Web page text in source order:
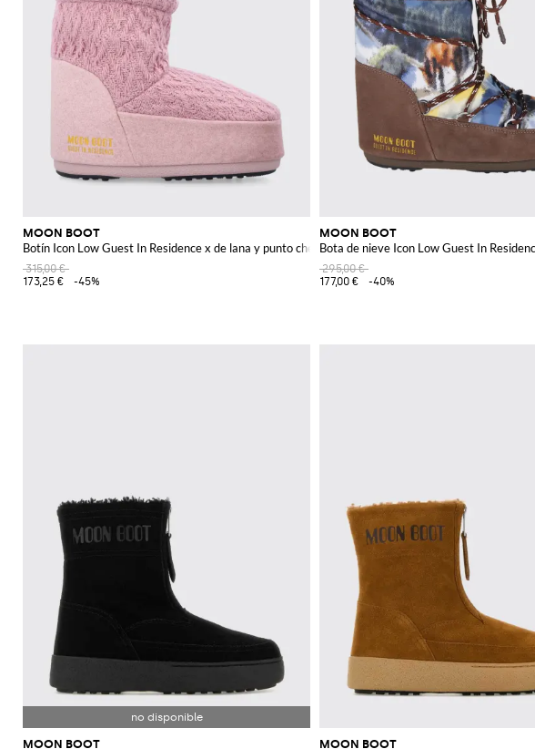
MOON BOOT
Botín Icon Low Guest In Residence x de lana y punto chevron
315,00 €
173,25 €
-45%
MOON BOOT
Bota de nieve Icon Low Guest In
295,00 €
177,00 €
-40%
MOON BOOT MOON BOOT